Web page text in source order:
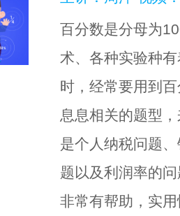
百分数是分母为
术、各种实验种
时，经常要用到
息息相关的题型
是个人纳税问题
题以及利润率的
非常有帮助，实